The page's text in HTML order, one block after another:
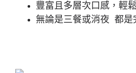
豐富且多層次口感，輕
無論是三餐或消夜 都是